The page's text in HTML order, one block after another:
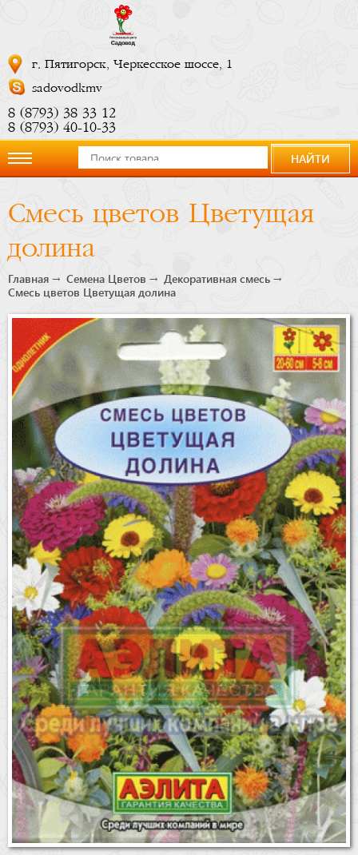
г. Пятигорск, Черкесское шоссе, 1
sadovodkmv
8 (8793) 38 33 12
8 (8793) 40-10-33
компании
Новости
сейчас
Бренды
Доставка
Оптовикам
НАЙТИ
Смесь цветов Цветущая
долина
Главная Семена Цветов
Декоративная смесь
Смесь цветов Цветущая долина